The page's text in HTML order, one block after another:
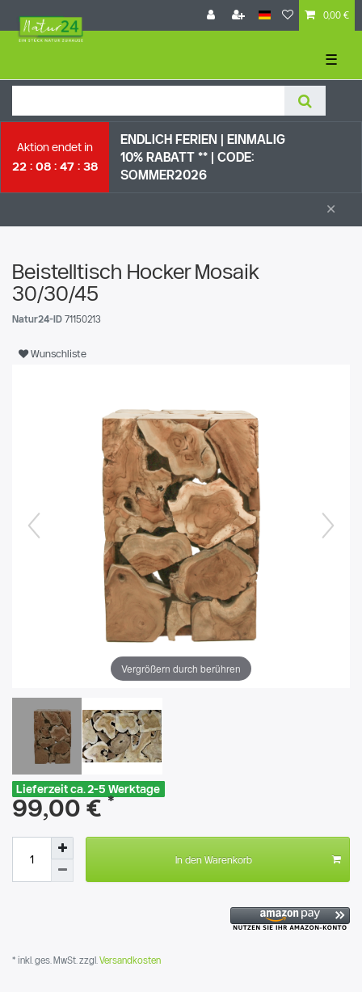
0,00 €
☰
Aktion endet in
22
08 47 38
ENDLICH FERIEN | EI NMALIG
10% RABATT ** | CODE:
SOMMER2026
×
Beistelltisch Hocker Mosaik
30/30/45
Natur24-ID 71150213
Wunschliste
Vergrößern durch berühren
Lieferzeit ca. 2-5 Werktage
99,00 € *
In den Warenkorb
* inkl. ges. MwSt. zzgl. Versandkosten